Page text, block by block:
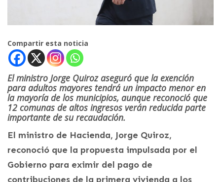
Compartir esta noticia
El ministro Jorge Quiroz aseguró que la exención
para adultos mayores tendrá un impacto menor en
la mayoría de los municipios, aunque reconoció que
12 comunas de altos ingresos verán reducida parte
importante de su recaudación.
El ministro de Hacienda, Jorge Quiroz,
reconoció que la propuesta impulsada por el
Gobierno para eximir del pago de
contribuciones de la primera vivienda a los